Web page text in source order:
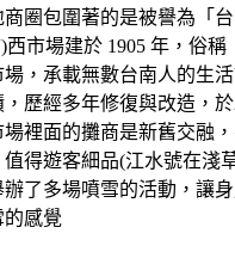
圈包圍著的是被譽為「台
西市場建於 1905 年，俗稱
，承載無數台南人的生
歷經多年修復與改造，
裡面的攤商是新舊交融
得遊客細品(江水號在淺
了多場噴雪的活動，讓
的感覺